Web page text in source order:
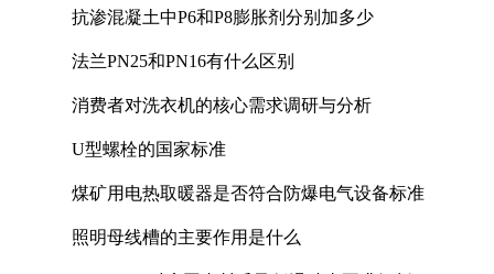
抗渗混凝土中P6和P8膨胀剂分别加多少
法兰PN25和PN16有什么区别
消费者对洗衣机的核心需求调研与分析
U型螺栓的国家标准
煤矿用电热取暖器是否符合防爆电气设备标准
照明母线槽的主要作用是什么